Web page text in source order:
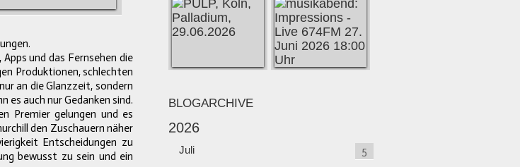
und das Fernsehen die
Produktionen, schlechten
an die Glanzzeit, sondern
es auch nur Gedanken sind.
Premier gelungen und es
den Zuschauern näher
Entscheidungen zu
bewusst zu sein und ein
BLOGARCHIVE
2026
Juli 5